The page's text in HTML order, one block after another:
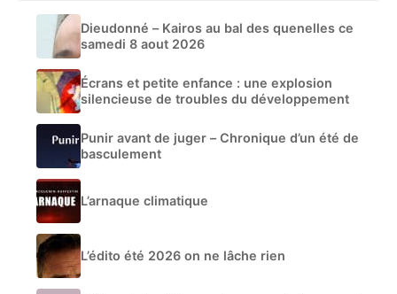
Dieudonné – Kairos au bal des quenelles ce
samedi 8 aout 2026
Écrans et petite enfance : une explosion
silencieuse de troubles du développement
Punir avant de juger – Chronique d’un été de
basculement
L’arnaque climatique
L’édito été 2026 on ne lâche rien